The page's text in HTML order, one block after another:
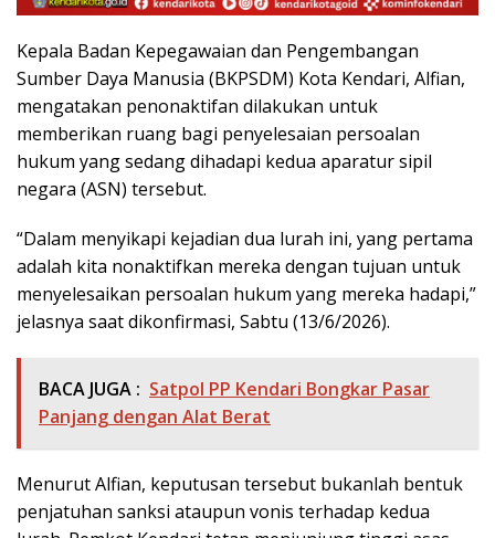
Kepala Badan Kepegawaian dan Pengembangan
Sumber Daya Manusia (BKPSDM) Kota Kendari, Alfian,
mengatakan penonaktifan dilakukan untuk
memberikan ruang bagi penyelesaian persoalan
hukum yang sedang dihadapi kedua aparatur sipil
negara (ASN) tersebut.
“Dalam menyikapi kejadian dua lurah ini, yang pertama
adalah kita nonaktifkan mereka dengan tujuan untuk
menyelesaikan persoalan hukum yang mereka hadapi,”
jelasnya saat dikonfirmasi, Sabtu (13/6/2026).
BACA JUGA : Satpol PP Kendari Bongkar Pasar
Panjang dengan Alat Berat
Menurut Alfian, keputusan tersebut bukanlah bentuk
penjatuhan sanksi ataupun vonis terhadap kedua